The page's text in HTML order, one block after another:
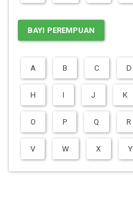
BAYI PEREMPUAN
A B C D
H I J K
O P Q R
V W X Y